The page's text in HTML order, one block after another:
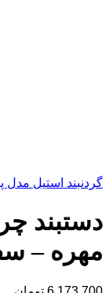
گردنبند استیل مدل
دستبند
مهره –